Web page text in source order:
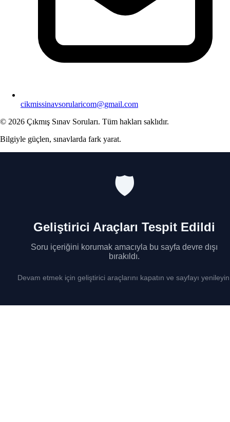
cikmissinavsorularicom@gmail.com
© 2026 Çıkmış Sınav Soruları. Tüm hakları saklıdır.
Bilgiyle güçlen, sınavlarda fark yarat.
🛡️
Geliştirici Araçları Tespit Edildi
Soru içeriğini korumak amacıyla bu sayfa devre dışı
bırakıldı.
Devam etmek için geliştirici araçlarını kapatın ve sayfayı